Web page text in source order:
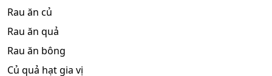
Rau ăn củ
Rau ăn quả
Rau ăn bông
Củ quả hạt gia vị